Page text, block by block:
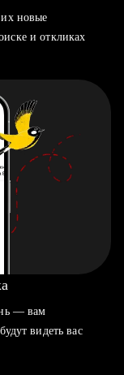
их новые
и откликах
— вам
видеть вас